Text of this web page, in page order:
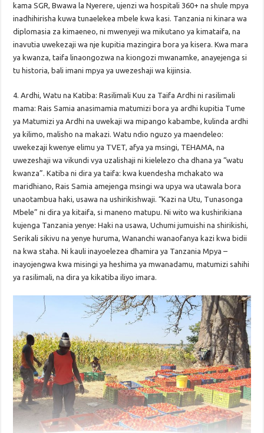
kama SGR, Bwawa la Nyerere, ujenzi wa hospitali 360+ na shule mpya
inadhihirisha kuwa tunaelekea mbele kwa kasi. Tanzania ni kinara wa
diplomasia za kimaeneo, ni mwenyeji wa mikutano ya kimataifa, na
inavutia uwekezaji wa nje kupitia mazingira bora ya kisera. Kwa mara
ya kwanza, taifa linaongozwa na kiongozi mwanamke, anayejenga si
tu historia, bali imani mpya ya uwezeshaji wa kijinsia.
4. Ardhi, Watu na Katiba: Rasilimali Kuu za Taifa Ardhi ni rasilimali
mama: Rais Samia anasimamia matumizi bora ya ardhi kupitia Tume
ya Matumizi ya Ardhi na uwekaji wa mipango kabambe, kulinda ardhi
ya kilimo, malisho na makazi. Watu ndio nguzo ya maendeleo:
uwekezaji kwenye elimu ya TVET, afya ya msingi, TEHAMA, na
uwezeshaji wa vikundi vya uzalishaji ni kielelezo cha dhana ya “watu
kwanza”. Katiba ni dira ya taifa: kwa kuendesha mchakato wa
maridhiano, Rais Samia amejenga msingi wa upya wa utawala bora
unaotambua haki, usawa na ushirikishwaji. “Kazi na Utu, Tunasonga
Mbele” ni dira ya kitaifa, si maneno matupu. Ni wito wa kushirikiana
kujenga Tanzania yenye: Haki na usawa, Uchumi jumuishi na shirikishi,
Serikali sikivu na yenye huruma, Wananchi wanaofanya kazi kwa bidii
na kwa staha. Ni kauli inayoelezea dhamira ya Tanzania Mpya –
inayojengwa kwa misingi ya heshima ya mwanadamu, matumizi sahihi
ya rasilimali, na dira ya kikatiba iliyo imara.